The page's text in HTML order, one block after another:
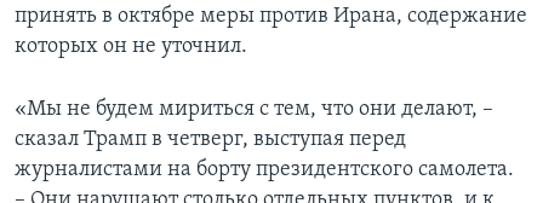
принять в октябре меры против Ирана, содержание
которых он не уточнил.
«Мы не будем мириться с тем, что они делают, –
сказал Трамп в четверг, выступая перед
журналистами на борту президентского самолета.